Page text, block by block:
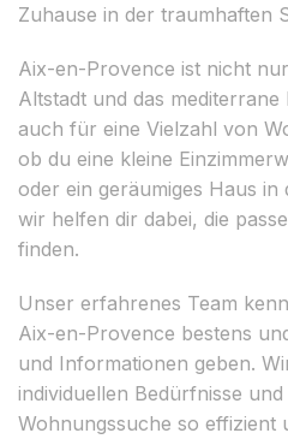
Zuhause in der traumhaften
Aix-en-Provence ist nicht
Altstadt und das
auch für eine Vielzahl von
ob du eine kleine
oder ein geräumiges Haus
wir helfen dir dabei, die
finden.
Unser erfahrenes Team
Aix-en-Provence bestens
und Informationen geben.
individuellen Bedürfnisse
Wohnungssuche so effizient